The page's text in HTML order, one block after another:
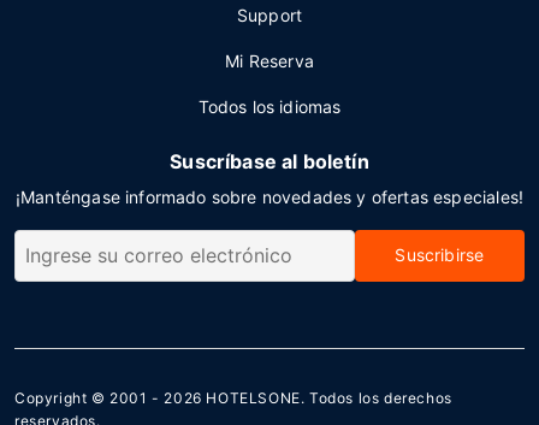
Support
Mi Reserva
Todos los idiomas
Suscríbase al boletín
¡Manténgase informado sobre novedades y ofertas especiales!
Suscribirse
Copyright © 2001 - 2026 HOTELSONE. Todos los derechos
reservados.